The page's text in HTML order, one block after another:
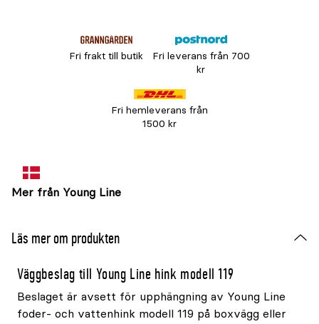
Fri frakt till butik
Fri leverans från 700
kr
Fri hemleverans från
1500 kr
Mer från Young Line
Läs mer om produkten
Väggbeslag till Young Line hink modell 119
Beslaget är avsett för upphängning av Young Line
foder- och vattenhink modell 119 på boxvägg eller